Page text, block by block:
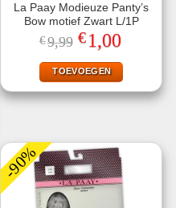
La Paay Modieuze Panty’s
Bow motief Zwart L/1P
€9,99 Oorspronkelijke
prijs
was:
€9,99.
€1,00
is:
€1,00.
TOEVOEGEN
-90%